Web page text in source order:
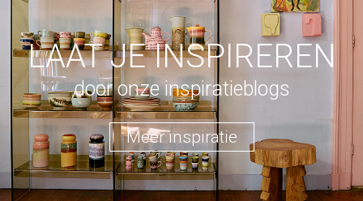
LAAT JE INSPIREREN
door onze inspiratieblogs
Meer inspiratie